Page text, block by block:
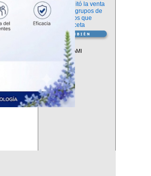
ANMAT habilitó la venta
libre de diez grupos de
medicamentos que
requerían receta
Vademécum
Descuentos PAMI